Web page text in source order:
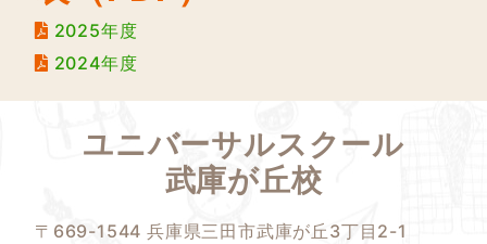
2025年度
2024年度
ユニバーサルスクール
武庫が丘校
〒669-1544 兵庫県三田市武庫が丘3丁目2-1